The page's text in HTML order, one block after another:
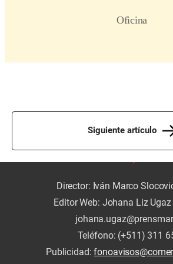
Siguiente artículo
Director: Iván Marco
Editor Web: Johana Liz
Teléfono: (+511) 311
Publicidad: